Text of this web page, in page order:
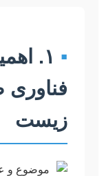
▪
۱.
زیست